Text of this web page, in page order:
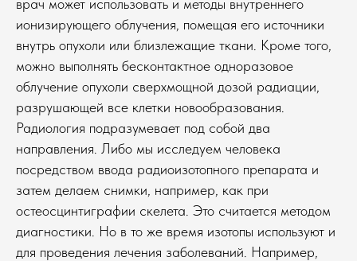
врач может использовать и методы внутреннего
ионизирующего облучения, помещая его источники
внутрь опухоли или близлежащие ткани. Кроме того,
можно выполнять бесконтактное одноразовое
облучение опухоли сверхмощной дозой радиации,
разрушающей все клетки новообразования.
Радиология подразумевает под собой два
направления. Либо мы исследуем человека
посредством ввода радиоизотопного препарата и
затем делаем снимки, например, как при
остеосцинтиграфии скелета. Это считается методом
диагностики. Но в то же время изотопы используют и
для проведения лечения заболеваний. Например,